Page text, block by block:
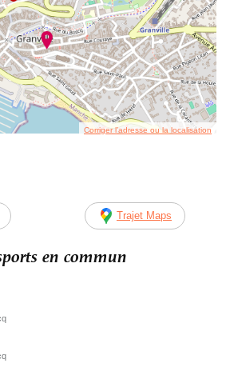
Corriger l’adresse ou la localisation
Trajet Maps
en commun